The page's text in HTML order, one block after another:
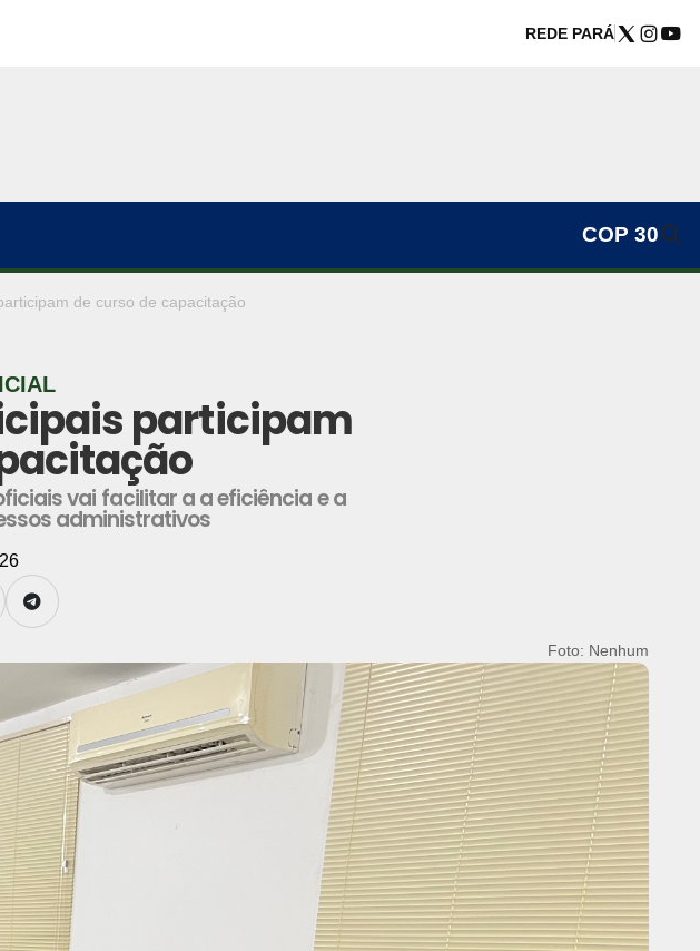
REDE PARÁ
COP 30
de curso de capacitação
participam
vai facilitar a a eficiência e a
administrativos
Foto: Nenhum